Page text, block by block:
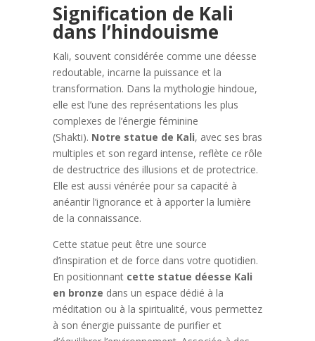
Signification de Kali
dans l’hindouisme
Kali, souvent considérée comme une déesse
redoutable, incarne la puissance et la
transformation. Dans la mythologie hindoue,
elle est l’une des représentations les plus
complexes de l’énergie féminine
(Shakti). Notre statue de Kali, avec ses bras
multiples et son regard intense, reflète ce rôle
de destructrice des illusions et de protectrice.
Elle est aussi vénérée pour sa capacité à
anéantir l’ignorance et à apporter la lumière
de la connaissance.
Cette statue peut être une source
d’inspiration et de force dans votre quotidien.
En positionnant cette statue déesse Kali
en bronze dans un espace dédié à la
méditation ou à la spiritualité, vous permettez
à son énergie puissante de purifier et